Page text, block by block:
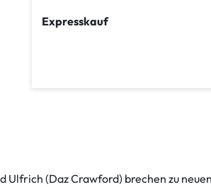
Expresskauf
(Daz Crawford) brechen zu